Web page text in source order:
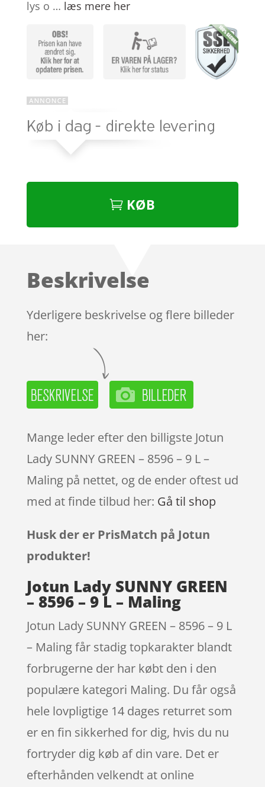
lys o … læs mere her
KØB
Beskrivelse
Yderligere beskrivelse og flere billeder
her:
Mange leder efter den billigste Jotun
Lady SUNNY GREEN – 8596 – 9 L –
Maling på nettet, og de ender oftest ud
med at finde tilbud her: Gå til shop
Husk der er PrisMatch på Jotun
produkter!
Jotun Lady SUNNY GREEN
– 8596 – 9 L – Maling
Jotun Lady SUNNY GREEN – 8596 – 9 L
– Maling får stadig topkarakter blandt
forbrugerne der har købt den i den
populære kategori Maling. Du får også
hele lovpligtige 14 dages returret som
er en fin sikkerhed for dig, hvis du nu
fortryder dig køb af din vare. Det er
efterhånden velkendt at online